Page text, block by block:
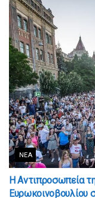
ΝΈΑ
Η Αντιπροσωπεία
Ευρωκοινοβουλίου